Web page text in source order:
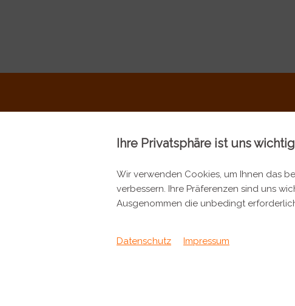
Verpackung &
Ihre Privatsphäre ist uns wichtig
Wir verwenden Cookies, um Ihnen das
verbessern. Ihre Präferenzen sind uns
Ausgenommen die unbedingt
Datenschutz Impressum